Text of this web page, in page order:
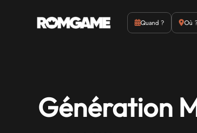
Quand ? Où
Actus
Génération